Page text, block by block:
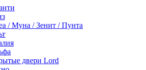
/ Муна / Зенит / Пунта
двери Lord